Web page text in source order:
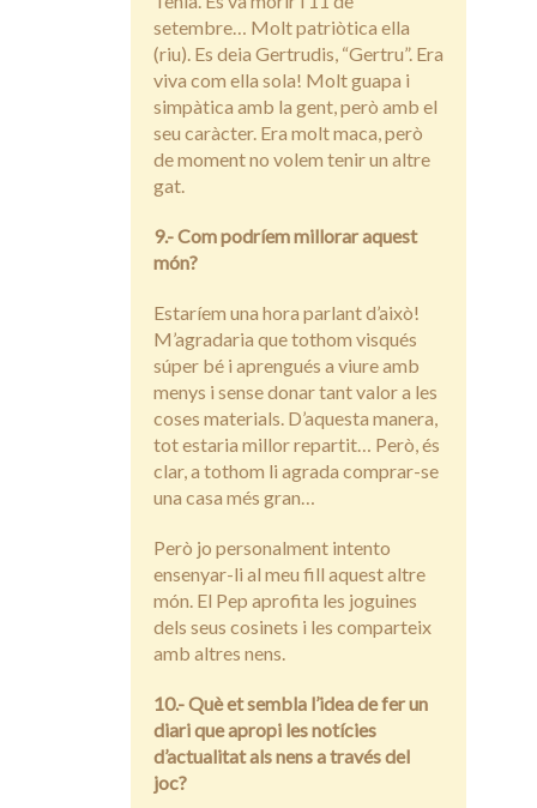
setembre… Molt patriòtica ella
(riu). Es deia Gertrudis, “Gertru”. Era
viva com ella sola! Molt guapa i
simpàtica amb la gent, però amb el
seu caràcter. Era molt maca, però
de moment no volem tenir un altre
gat.
9.- Com podríem millorar aquest
món?
Estaríem una hora parlant d’això!
M’agradaria que tothom visqués
súper bé i aprengués a viure amb
menys i sense donar tant valor a les
coses materials. D’aquesta manera,
tot estaria millor repartit… Però, és
clar, a tothom li agrada comprar-se
una casa més gran…
Però jo personalment intento
ensenyar-li al meu fill aquest altre
món. El Pep aprofita les joguines
dels seus cosinets i les comparteix
amb altres nens.
10.- Què et sembla l’idea de fer un
diari que apropi les notícies
d’actualitat als nens a través del
joc?